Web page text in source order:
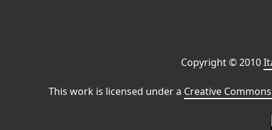
Copyright © 2010
This work is licensed under a Creative